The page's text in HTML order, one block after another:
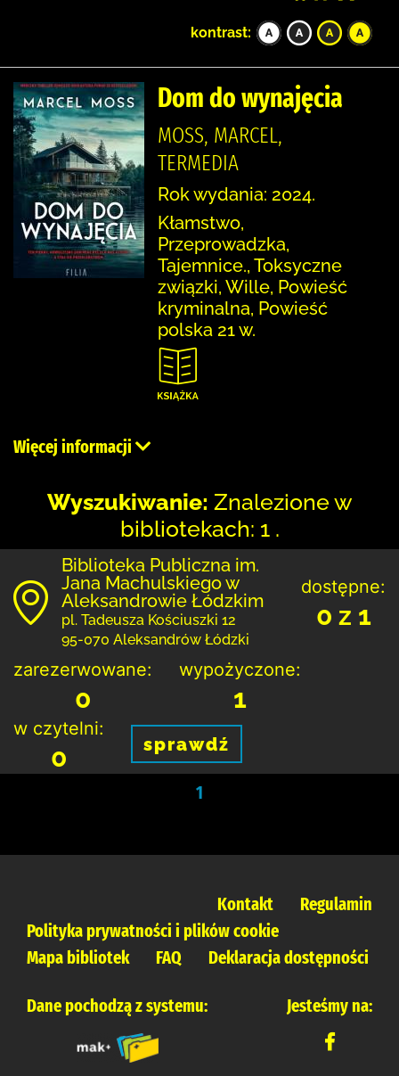
kontrast:
Dom do wynajęcia
MOSS, MARCEL,
TERMEDIA
Rok wydania: 2024.
Kłamstwo,
Przeprowadzka,
Tajemnice., Toksyczne
związki, Wille, Powieść
kryminalna, Powieść
polska 21 w.
Więcej informacji
Wyszukiwanie: Znalezione w
bibliotekach: 1 .
Biblioteka Publiczna im.
Jana Machulskiego w
Aleksandrowie Łódzkim
pl. Tadeusza Kościuszki 12
95-070 Aleksandrów Łódzki
dostępne:
0 z 1
zarezerwowane:
0
wypożyczone:
1
w czytelni:
0 sprawdź
1
Kontakt
Regulamin
Polityka prywatności i plików cookie
Mapa bibliotek
FAQ Deklaracja dostępności
Dane pochodzą z systemu: Jesteśmy na: